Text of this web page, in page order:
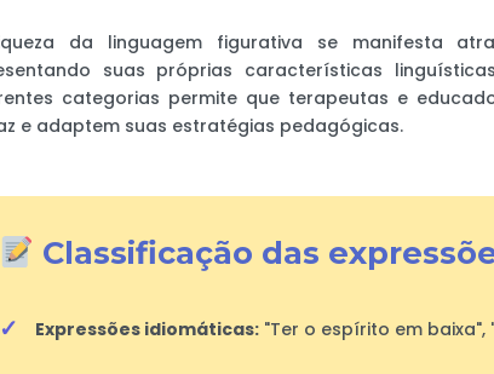
da linguagem figurativa se manifesta
suas próprias características
categorias permite que terapeutas e
e adaptem suas estratégias pedagógicas.
Classificação das
Expressões idiomáticas:"Ter o espírito em baixa",